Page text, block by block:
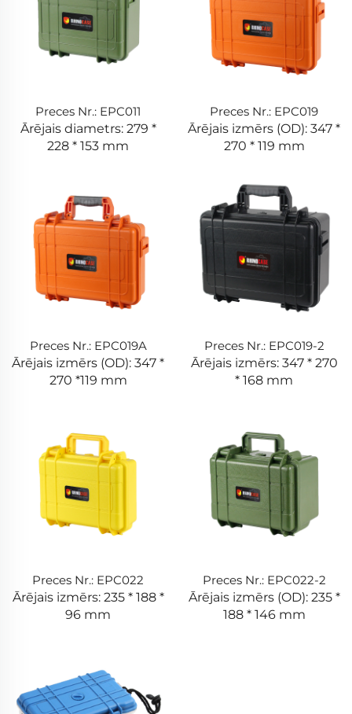
Preces Nr.: EPC011
Ārējais diametrs: 279 *
228 * 153 mm
Preces Nr.: EPC019
Ārējais izmērs (OD): 347 *
270 * 119 mm
Preces Nr.: EPC019A
Ārējais izmērs (OD): 347 *
270 *119 mm
Preces Nr.: EPC019-2
Ārējais izmērs: 347 * 270
* 168 mm
Preces Nr.: EPC022
Ārējais izmērs: 235 * 188 *
96 mm
Preces Nr.: EPC022-2
Ārējais izmērs (OD): 235 *
188 * 146 mm